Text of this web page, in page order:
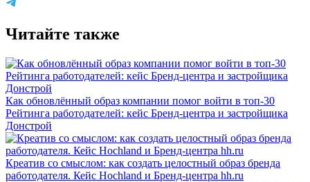
Читайте также
Как обновлённый образ компании помог войти в топ-30
Рейтинга работодателей: кейс Бренд-центра и застройщика
Донстрой
Креатив со смыслом: как создать целостный образ бренда
работодателя. Кейс Hochland и Бренд-центра hh.ru